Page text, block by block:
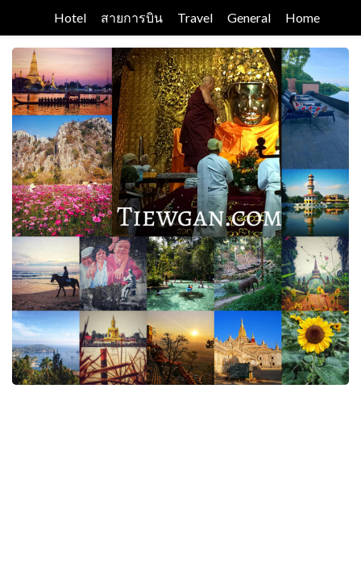
content
Hotel สายการบิน Travel General Home